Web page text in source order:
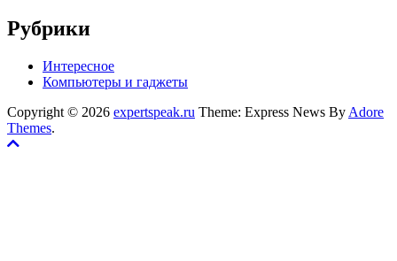
Рубрики
Интересное
Компьютеры и гаджеты
Copyright © 2026 expertspeak.ru Theme: Express News By Adore
Themes.